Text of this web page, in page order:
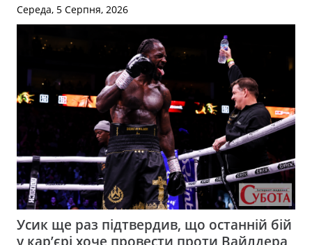
Середа, 5 Серпня, 2026
Усик ще раз підтвердив, що останній бій
у кар’єрі хоче провести проти Вайлдера